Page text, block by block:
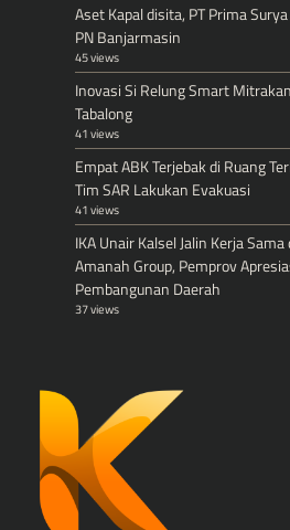
Aset Kapal disita, PT Prima
PN Banjarmasin
45 views
Inovasi Si Relung Smart
Tabalong
41 views
Empat ABK Terjebak di Ruang
Tim SAR Lakukan Evakuasi
41 views
IKA Unair Kalsel Jalin Kerja
Amanah Group, Pemprov
Pembangunan Daerah
37 views